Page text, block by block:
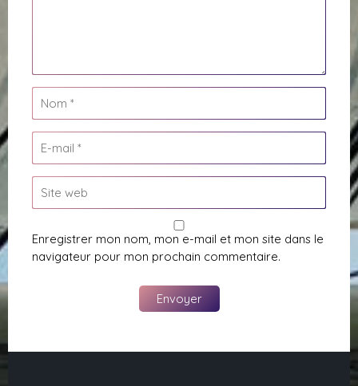
Enregistrer mon nom, mon e-mail et mon site dans le
navigateur pour mon prochain commentaire.